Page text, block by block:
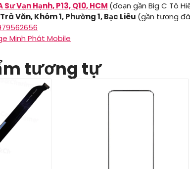
Sư Vạn Hạnh, P13, Q10, HCM (đoạn gần Big C Tô
Văn, Khóm 1, Phường 1, Bạc Liêu (gần tượng
Minh Phát Mobile
tương tự